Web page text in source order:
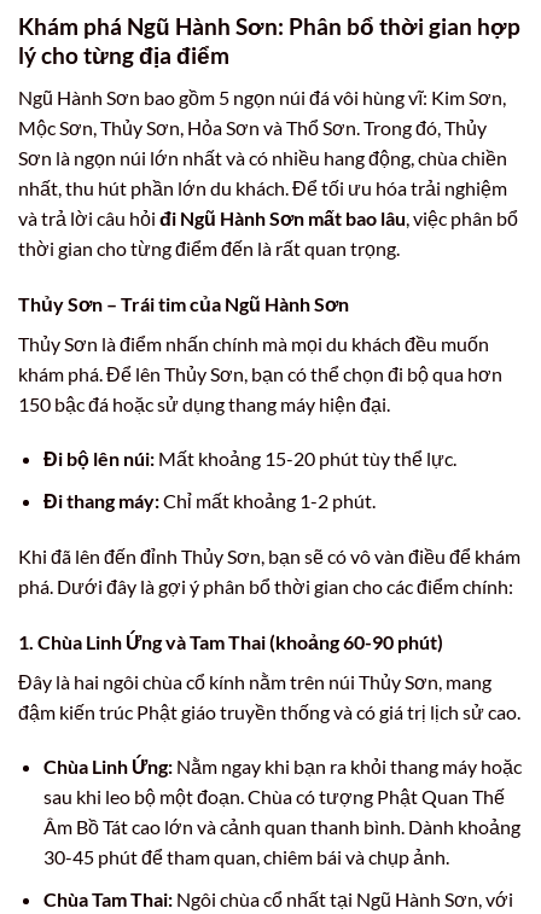
Khám phá Ngũ Hành Sơn: Phân bổ thời gian hợp
lý cho từng địa điểm
Ngũ Hành Sơn bao gồm 5 ngọn núi đá vôi hùng vĩ: Kim Sơn,
Mộc Sơn, Thủy Sơn, Hỏa Sơn và Thổ Sơn. Trong đó, Thủy
Sơn là ngọn núi lớn nhất và có nhiều hang động, chùa chiền
nhất, thu hút phần lớn du khách. Để tối ưu hóa trải nghiệm
và trả lời câu hỏi đi Ngũ Hành Sơn mất bao lâu , việc phân bổ
thời gian cho từng điểm đến là rất quan trọng.
Thủy Sơn – Trái tim của Ngũ Hành Sơn
Thủy Sơn là điểm nhấn chính mà mọi du khách đều muốn
khám phá. Để lên Thủy Sơn, bạn có thể chọn đi bộ qua hơn
150 bậc đá hoặc sử dụng thang máy hiện đại.
Đi bộ lên núi:Mất khoảng 15-20 phút tùy thể lực.
Đi thang máy:Chỉ mất khoảng 1-2 phút.
Khi đã lên đến đỉnh Thủy Sơn, bạn sẽ có vô vàn điều để khám
phá. Dưới đây là gợi ý phân bổ thời gian cho các điểm chính:
1. Chùa Linh Ứng và Tam Thai (khoảng 60-90 phút)
Đây là hai ngôi chùa cổ kính nằm trên núi Thủy Sơn, mang
đậm kiến trúc Phật giáo truyền thống và có giá trị lịch sử cao.
Chùa Linh Ứng:Nằm ngay khi bạn ra khỏi thang máy hoặc
sau khi leo bộ một đoạn. Chùa có tượng Phật Quan Thế
Âm Bồ Tát cao lớn và cảnh quan thanh bình. Dành khoảng
30-45 phút để tham quan, chiêm bái và chụp ảnh.
Chùa Tam Thai:Ngôi chùa cổ nhất tại Ngũ Hành Sơn, với